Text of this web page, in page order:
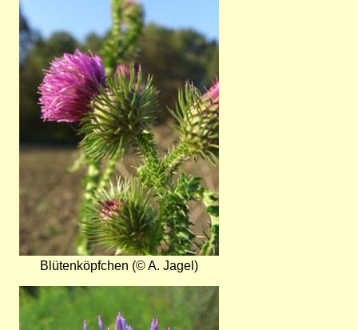
Blütenköpfchen (© A. Jagel)
Bild